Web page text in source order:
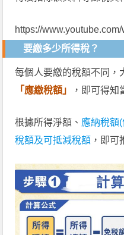
https://
要繳多少所得稅？
每個人要繳的稅額不同，
「應繳稅額」
，即可得知
根據所得淨額、 應納稅額
稅額及可抵減稅額 ，即可